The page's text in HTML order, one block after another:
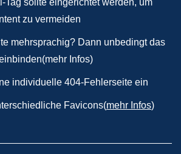
Tag sollte eingerichtet werden, um
zu vermeiden
mehrsprachig? Dann unbedingt das
Infos)
individuelle 404-Fehlerseite ein
Favicons(mehr Infos)